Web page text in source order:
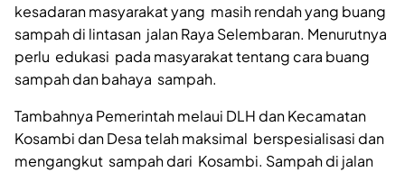
kesadaran masyarakat yang masih rendah yang buang
sampah di lintasan jalan Raya Selembaran. Menurutnya
perlu edukasi pada masyarakat tentang cara buang
sampah dan bahaya sampah.
Tambahnya Pemerintah melaui DLH dan Kecamatan
Kosambi dan Desa telah maksimal berspesialisasi dan
mengangkut sampah dari Kosambi. Sampah di jalan